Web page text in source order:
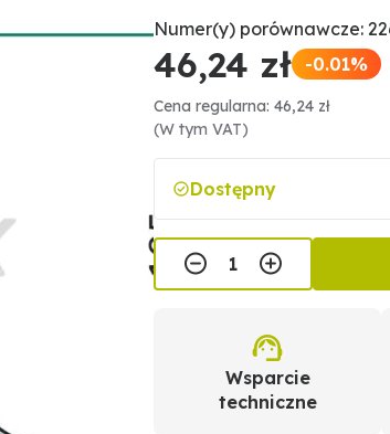
Numer(y) porównawcze:
46,24 zł -0.01%
Cena regularna: 46,24 zł
(W tym VAT)
Dostępny
Wsparcie
techniczne